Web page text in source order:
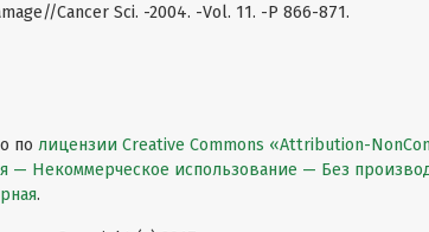
Cancer Sci. -2004. -Vol. 11. -Р 866-871.
по лицензии Creative Commons «Attribution-
— Некоммерческое использование — Без
.